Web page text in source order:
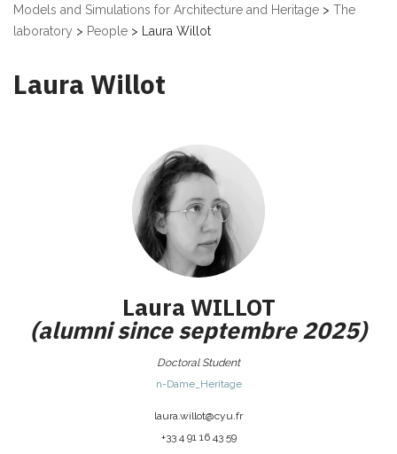
Models and Simulations for Architecture and Heritage > The
laboratory > People > Laura Willot
Laura Willot
Laura WILLOT
(alumni since septembre 2025)
Doctoral Student
n-Dame_Heritage
laura.willot@cyu.fr
+33 4 91 16 43 59